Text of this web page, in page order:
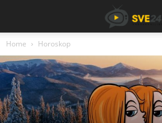
Home Horoskop